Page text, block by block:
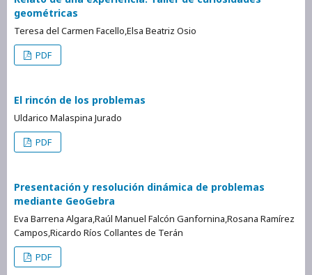
geométricas
Teresa del Carmen Facello,Elsa Beatriz Osio
PDF
El rincón de los problemas
Uldarico Malaspina Jurado
PDF
Presentación y resolución dinámica de problemas
mediante GeoGebra
Eva Barrena Algara,Raúl Manuel Falcón Ganfornina,Rosana Ramírez
Campos,Ricardo Ríos Collantes de Terán
PDF